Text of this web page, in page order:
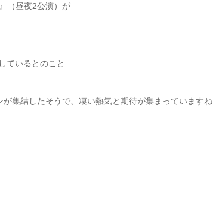
（昼夜2公演）が
ているとのこと
集結したそうで、凄い熱気と期待が集まっていますね